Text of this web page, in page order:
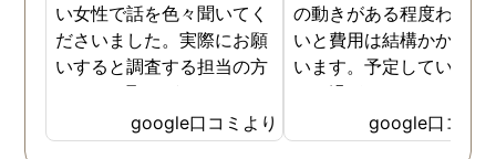
い女性で話を色々聞いてく
ださいました。実際にお願
いすると調査する担当の方
とのやり取りがメインで、
色々不安や心配な事の共有
をしてくれました。探偵の
google口コミより
の動きがある程度わから
いと費用は結構かかると
います。予定していた時
より過ぎてしまいました
が、そのまま調査してい
だき、しっかり証拠取れ
google口コミ